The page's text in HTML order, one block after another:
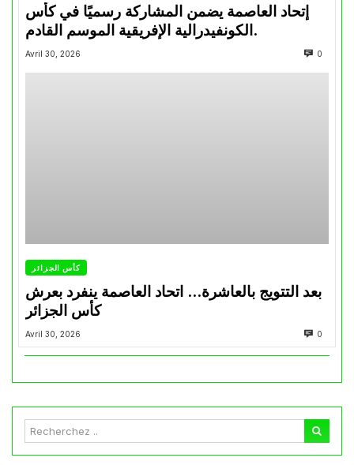
إتحاد العاصمة يضمن المشاركة رسميًا في كأس
الكونفيدرالية الإفريقية الموسم القادم.
Avril 30, 2026 0
كأس الجزائر
بعد التتويج بالعاشرة… اتحاد العاصمة ينفرد بعرش
كأس الجزائر
Avril 30, 2026 0